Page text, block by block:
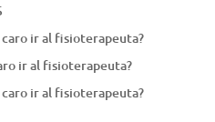
caro ir al fisioterapeuta?
ir al fisioterapeuta?
caro ir al fisioterapeuta?